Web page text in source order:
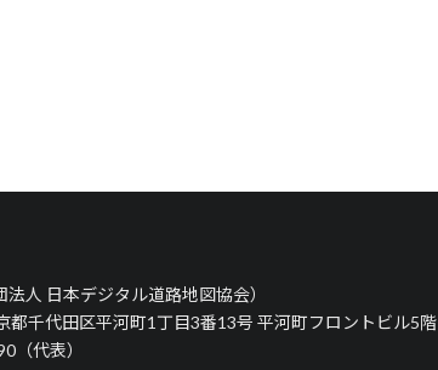
法人 日本デジタル道路地図協会）
都千代田区平河町1丁目3番13号 平河町フロントビル5階
（代表）